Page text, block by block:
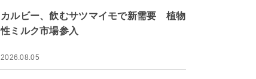
カルビー、飲むサツマイモで新需要 植物
性ミルク市場参入
2026.08.05